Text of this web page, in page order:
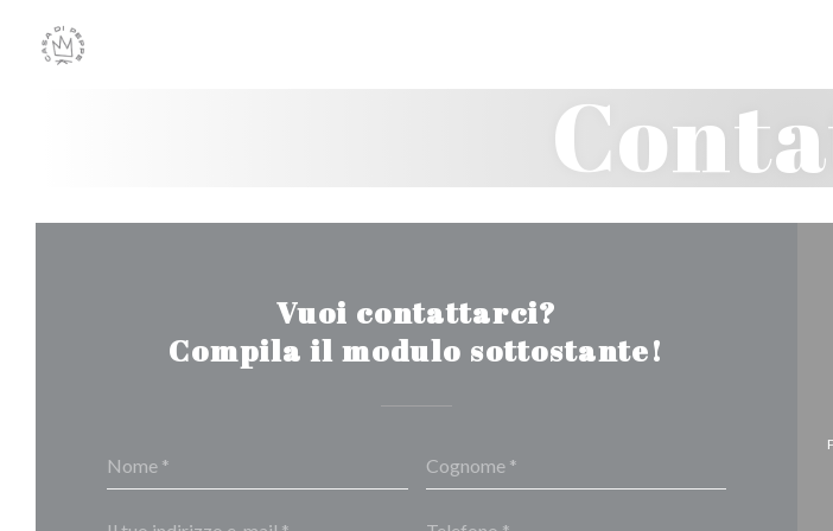
Vuoi contattarci?
Compila il modulo sottostante!